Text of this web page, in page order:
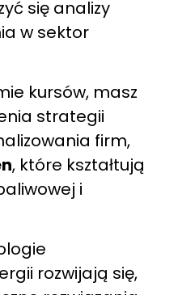
się analizy
w sektor
kursów, masz
strategii
firm,
, które kształtują
i
rozwijają się,